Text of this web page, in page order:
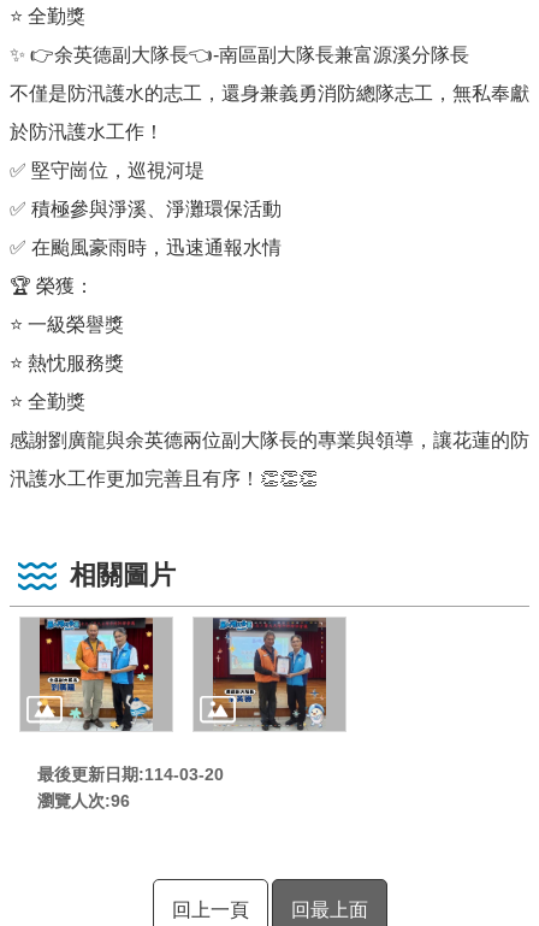
⭐ 全勤獎
✨ 👉余英德副大隊長👈-南區副大隊長兼富源溪分隊長
不僅是防汛護水的志工，還身兼義勇消防總隊志工，無私奉獻
於防汛護水工作！
✅ 堅守崗位，巡視河堤
✅ 積極參與淨溪、淨灘環保活動
✅ 在颱風豪雨時，迅速通報水情
🏆 榮獲：
⭐ 一級榮譽獎
⭐ 熱忱服務獎
⭐ 全勤獎
感謝劉廣龍與余英德兩位副大隊長的專業與領導，讓花蓮的防
汛護水工作更加完善且有序！👏👏👏
相關圖片
最後更新日期:114-03-20
瀏覽人次:96
回上一頁 回最上面